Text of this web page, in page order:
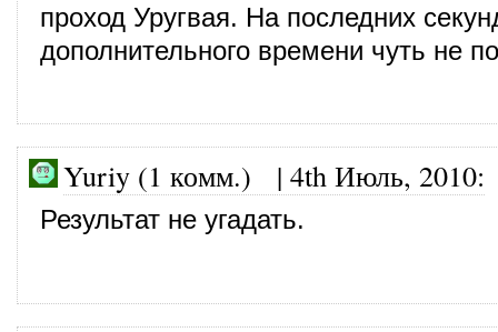
проход Уругвая. На последних
дополнительного времени чуть не
Yuriy (1 комм.) | 4th Июль, 2010:
Результат не угадать.